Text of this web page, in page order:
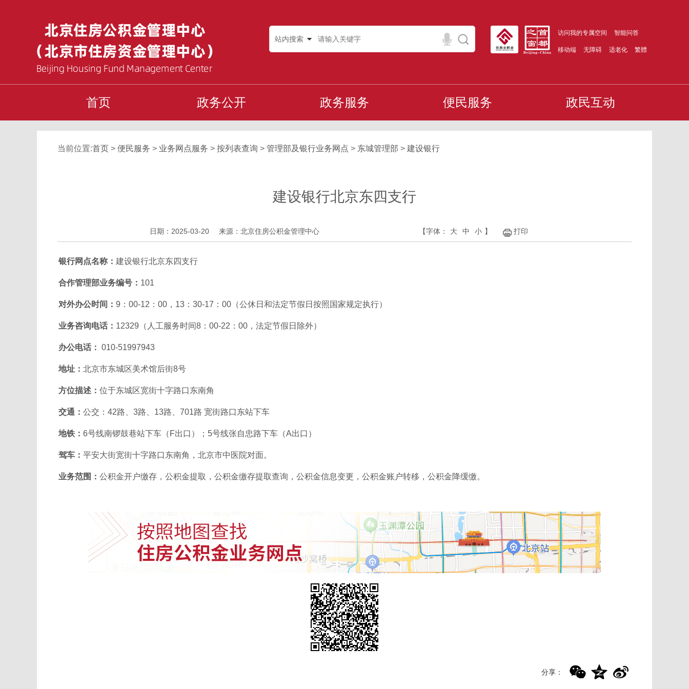
访问我的专属空间 智能问答
移动端 无障碍 适老化 繁體
站内搜索
首页 政务公开 政务服务 便民服务 政民互动
当前位置:首页 > 便民服务 > 业务网点服务 > 按列表查询 > 管理部及银行业务网点 > 东城管理部 > 建设银行
建设银行北京东四支行
日期：2025-03-20 来源：北京住房公积金管理中心 打印
【字体： 大 中 小 】
银行网点名称： 建设银行北京东四支行
合作管理部业务编号： 101
对外办公时间： 9：00-12：00，13：30-17：00（公休日和法定节假日按照国家规定执行）
业务咨询电话： 12329（人工服务时间8：00-22：00，法定节假日除外）
办公电话： 010-51997943
地址： 北京市东城区美术馆后街8号
方位描述： 位于东城区宽街十字路口东南角
交通： 公交：42路、3路、13路、701路 宽街路口东站下车
地铁： 6号线南锣鼓巷站下车（F出口）；5号线张自忠路下车（A出口）
驾车： 平安大街宽街十字路口东南角，北京市中医院对面。
业务范围： 公积金开户缴存，公积金提取，公积金缴存提取查询，公积金信息变更，公积金账户转移，公积金降缓缴。
分享：